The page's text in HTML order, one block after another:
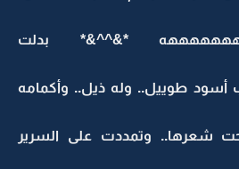
*&^^&* بدلت
طوييل.. وله ذيل.. وأكمامه
شعرها.. وتمددت على السرير